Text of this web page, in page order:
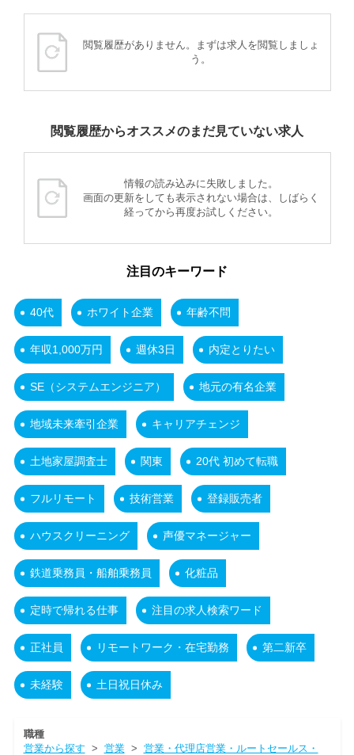
閲覧履歴がありません。まずは求人を閲覧しましょ
う。
閲覧履歴からオススメのまだ見ていない求人
情報の読み込みに失敗しました。
画面の更新をしても表示されない場合は、しばらく
経ってから再度お試しください。
注目のキーワード
40代 ホワイト企業 年齢不問
年収1,000万円 週休3日 内定とりたい
SE（システムエンジニア） 地元の有名企業
地域未来牽引企業 キャリアチェンジ
土地家屋調査士 関東 20代 初めて転職
フルリモート 技術営業 登録販売者
ハウスクリーニング 声優マネージャー
鉄道乗務員・船舶乗務員 化粧品
定時で帰れる仕事 注目の求人検索ワード
正社員 リモートワーク・在宅勤務 第二新卒
未経験 土日祝日休み
職種
営業から探す > 営業> 営業・代理店営業・ルートセールス・